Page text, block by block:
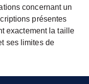
concernant un
présentes
exactement la taille
ses limites de